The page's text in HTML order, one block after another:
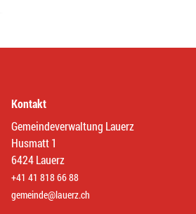
Kontakt
Gemeindeverwaltung Lauerz
Husmatt 1
6424 Lauerz
+41 41 818 66 88
gemeinde@lauerz.ch